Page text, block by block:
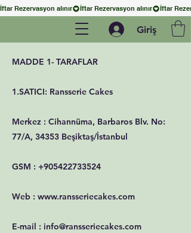
Giriş
İftar Rezervasyon alınır
MADDE 1- TARAFLAR
1.SATICI: Ransserie Cakes
Merkez : Cihannüma, Barbaros Blv. No:
77/A, 34353 Beşiktaş/İstanbul
GSM : +905422733524
Web : www.ransseriecakes.com
E-mail : info@ransseriecakes.com